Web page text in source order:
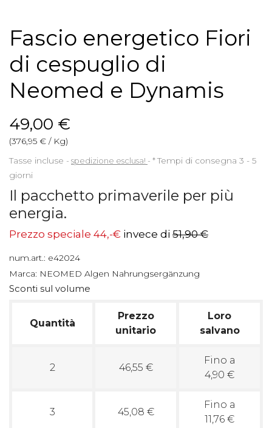
Fascio energetico Fiori
di cespuglio di
Neomed e Dynamis
49,00 €
(376,95 € / Kg)
Tasse incluse
spedizione esclusa! *Tempi di consegna 3 - 5
giorni
Il pacchetto primaverile per più
energia.
Prezzo speciale 44,-€ invece di 51,90 €
num.art.: e42024
Marca: NEOMED Algen Nahrungsergänzung
Sconti sul volume
Quantità
Prezzo
unitario
Loro
salvano
2 46,55 €
Fino a
4,90 €
3 45,08 €
Fino a
11,76 €